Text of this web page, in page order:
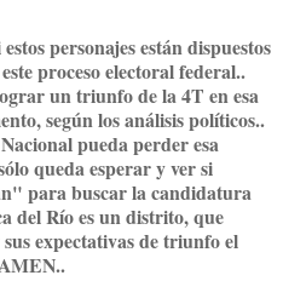
personajes están dispuestos
proceso electoral federal..
un triunfo de la 4T en esa
según los análisis políticos..
pueda perder esa
queda esperar y ver si
para buscar la candidatura
del Río es un distrito, que
expectativas de triunfo el